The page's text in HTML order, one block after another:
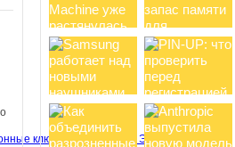
назад на стриминговом сервисе
Netflix состоялась премьера
анимационного сериала Terminator
Zero от...
Эволюция